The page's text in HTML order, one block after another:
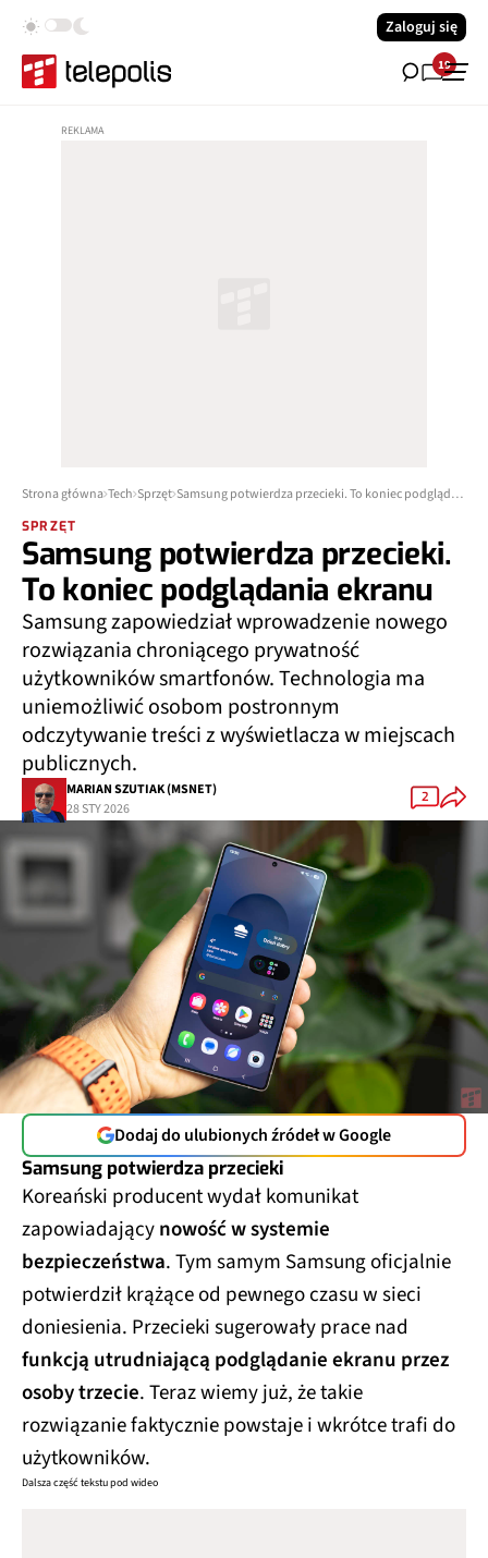
Zaloguj się
19
Strona główna Tech Sprzęt Samsung potwierdza przecieki. To koniec podglądania ekranu
SPRZĘT
Samsung potwierdza przecieki.
To koniec podglądania ekranu
Samsung zapowiedział wprowadzenie nowego
rozwiązania chroniącego prywatność
użytkowników smartfonów. Technologia ma
uniemożliwić osobom postronnym
odczytywanie treści z wyświetlacza w miejscach
publicznych.
MARIAN SZUTIAK (MSNET)
28 STY 2026
2
Dodaj do ulubionych źródeł w Google
Samsung potwierdza przecieki
Koreański producent wydał komunikat
zapowiadającynowość w systemie
bezpieczeństwa. Tym samym Samsung oficjalnie
potwierdził krążące od pewnego czasu w sieci
doniesienia. Przecieki sugerowały prace nad
funkcją utrudniającą podglądanie ekranu przez
osoby trzecie. Teraz wiemy już, że takie
rozwiązanie faktycznie powstaje i wkrótce trafi do
użytkowników.
Dalsza część tekstu pod wideo